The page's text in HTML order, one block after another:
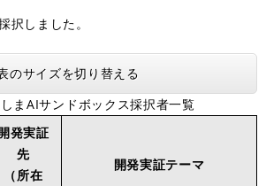
択しました。
のサイズを切り替える
まAIサンドボックス採択者一覧
発実証
先
（所在
開発実証テーマ